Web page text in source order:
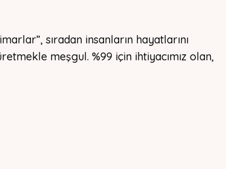
sıradan insanların hayatlarını
meşgul. %99 için ihtiyacımız olan,